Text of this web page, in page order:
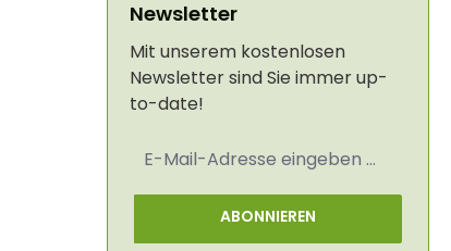
Newsletter
Mit unserem kostenlosen
Newsletter sind Sie immer up-
to-date!
Mail-
ABONNIEREN